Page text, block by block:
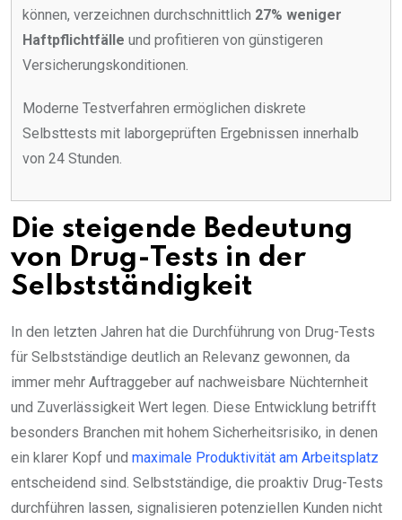
können, verzeichnen durchschnittlich 27% weniger
Haftpflichtfälle und profitieren von günstigeren
Versicherungskonditionen.
Moderne Testverfahren ermöglichen diskrete
Selbsttests mit laborgeprüften Ergebnissen innerhalb
von 24 Stunden.
Die steigende Bedeutung
von Drug-Tests in der
Selbstständigkeit
In den letzten Jahren hat die Durchführung von Drug-Tests
für Selbstständige deutlich an Relevanz gewonnen, da
immer mehr Auftraggeber auf nachweisbare Nüchternheit
und Zuverlässigkeit Wert legen. Diese Entwicklung betrifft
besonders Branchen mit hohem Sicherheitsrisiko, in denen
ein klarer Kopf und maximale Produktivität am Arbeitsplatz
entscheidend sind. Selbstständige, die proaktiv Drug-Tests
durchführen lassen, signalisieren potenziellen Kunden nicht